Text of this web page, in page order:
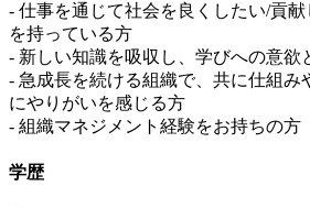
- 仕事を通じて社会を良くしたい/貢
を持っている方
- 新しい知識を吸収し、学びへの意欲
- 急成長を続ける組織で、共に仕組み
にやりがいを感じる方
- 組織マネジメント経験をお持ちの方
学歴